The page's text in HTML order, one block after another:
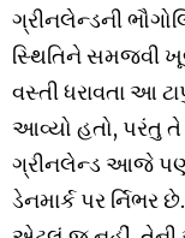
ગ્રીનલેન્ડની
સ્થિતિને સમજવી
વસ્તી ધરાવતા આ
આવ્યો હતો, પરંતુ તે
ગ્રીનલેન્ડ આજે પણ
ડેનમાર્ક પર ર્નિભર છે.